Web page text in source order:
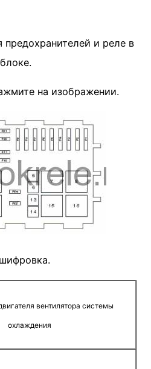
и реле в
блоке.
на изображении.
вентилятора системы
охлаждения